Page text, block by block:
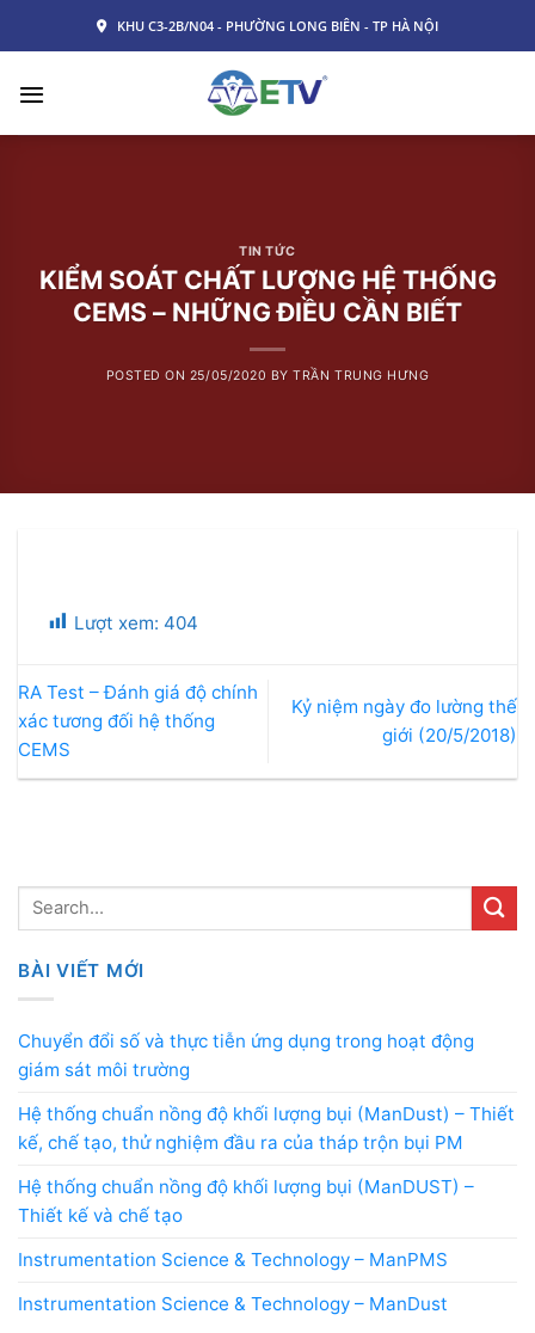
KHU C3-2B/N04 - PHƯỜNG LONG BIÊN - TP HÀ NỘI
TIN TỨC
KIỂM SOÁT CHẤT LƯỢNG HỆ THỐNG
CEMS – NHỮNG ĐIỀU CẦN BIẾT
POSTED ON 25/05/2020 BYTRẦN TRUNG HƯNG
Lượt xem: 404
RA Test – Đánh giá độ chính
xác tương đối hệ thống
CEMS
Kỷ niệm ngày đo lường thế
giới (20/5/2018)
BÀI VIẾT MỚI
Chuyển đổi số và thực tiễn ứng dụng trong hoạt động
giám sát môi trường
Hệ thống chuẩn nồng độ khối lượng bụi (ManDust) – Thiết
kế, chế tạo, thử nghiệm đầu ra của tháp trộn bụi PM
Hệ thống chuẩn nồng độ khối lượng bụi (ManDUST) –
Thiết kế và chế tạo
Instrumentation Science & Technology – ManPMS
Instrumentation Science & Technology – ManDust